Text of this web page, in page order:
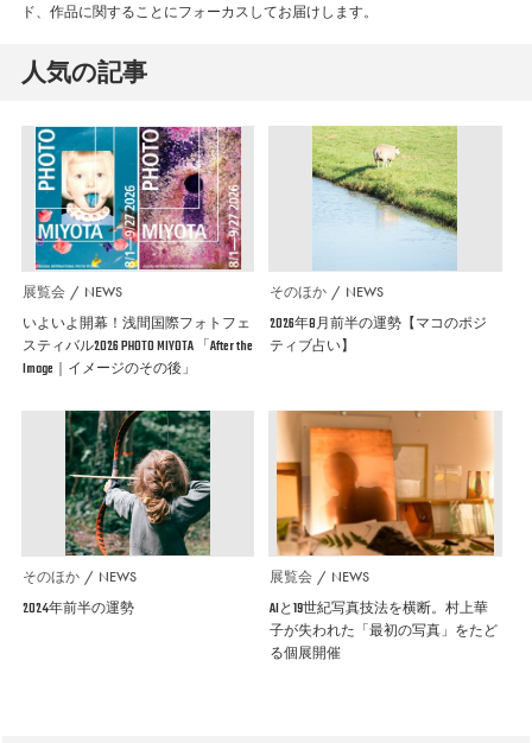
ド、作品に関することにフォーカスしてお届けします。
人気の記事
展覧会 NEWS
いよいよ開幕！浅間国際フォトフェ
スティバル2026 PHOTO MIYOTA 「After the
Image｜イメージのその後」
そのほか NEWS
2026年8月前半の運勢【マコのポジ
ティブ占い】
そのほか NEWS
2024年前半の運勢
展覧会 NEWS
AIと19世紀写真技法を横断。村上華
子が失われた「最初の写真」をたど
る個展開催